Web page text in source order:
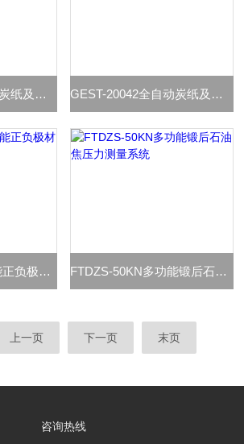
GEST-20042全自动炭纸及双极板接触电阻测试仪 GEST-20042全自动炭纸及双极板接触电阻仪
FTDZS-50KN多功能正负极材料压力测量系统 FTDZS-50KN多功能锻后石油焦压力测量系统
上一页 下一页 末页
咨询热线